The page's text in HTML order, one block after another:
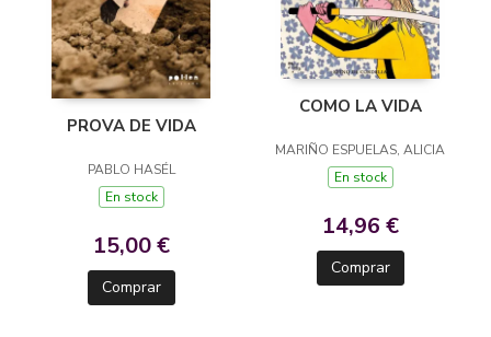
PROVA DE VIDA
PABLO HASÉL
En stock
15,00 €
Comprar
COMO LA VIDA
MARIÑO ESPUELAS, ALICIA
En stock
14,96 €
Comprar